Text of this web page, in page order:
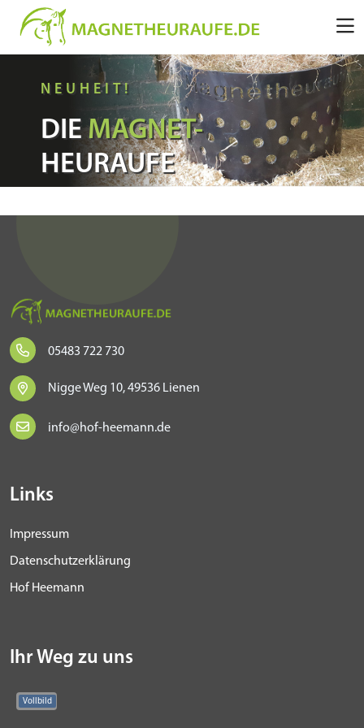
NEUHEIT!
DIEMAGNET-
HEURAUFE
05483 722 730
Nigge Weg 10, 49536 Lienen
info@hof-heemann.de
Links
Impressum
Datenschutzerklärung
Hof Heemann
Ihr Weg zu uns
Vollbild